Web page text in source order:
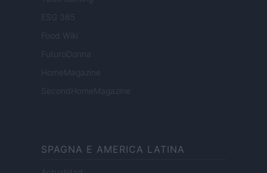
ESG 365
Food Wiki
FuturoDonna
HomeMagazine
SecondHomeMagazine
SPAGNA E AMERICA LATINA